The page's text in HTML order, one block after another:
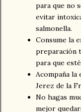
para que no
evitar
salmonella.
Consume la
preparación
para que
Acompaña la
Jerez de la
No hagas
mejor